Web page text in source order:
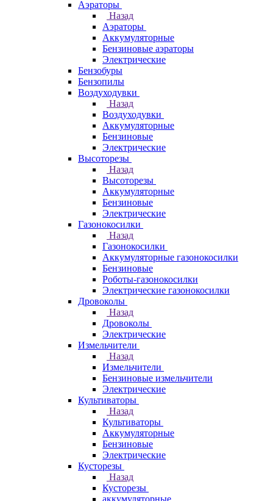
Аэраторы
Назад
Аэраторы
Аккумуляторные
Бензиновые аэраторы
Электрические
Бензобуры
Бензопилы
Воздуходувки
Назад
Воздуходувки
Аккумуляторные
Бензиновые
Электрические
Высоторезы
Назад
Высоторезы
Аккумуляторные
Бензиновые
Электрические
Газонокосилки
Назад
Газонокосилки
Аккумуляторные газонокосилки
Бензиновые
Роботы-газонокосилки
Электрические газонокосилки
Дровоколы
Назад
Дровоколы
Электрические
Измельчители
Назад
Измельчители
Бензиновые измельчители
Электрические
Культиваторы
Назад
Культиваторы
Аккумуляторные
Бензиновые
Электрические
Кусторезы
Назад
Кусторезы
аккумуляторные